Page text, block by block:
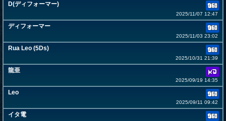
D(ディフォーマー)
2025/11/07 12:47
ディフォーマー
2025/11/03 23:02
Rua Leo (5Ds)
2025/10/31 21:39
龍亜
2025/09/19 14:35
Leo
2025/09/11 09:42
イタ電